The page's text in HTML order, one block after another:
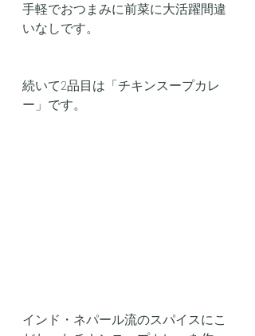
手軽でおつまみに前菜に大活躍間違
いなしです。
続いて2品目は「チキンスープカレ
ー」です。
インド・ネパール流のスパイスにこ